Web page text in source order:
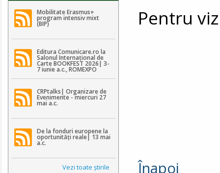
Mobilitate Erasmus+
program intensiv mixt
(BIP)
Editura Comunicare.ro la
Salonul Internațional de
Carte BOOKFEST 2026| 3-
7 iunie a.c., ROMEXPO
CRPtalks| Organizare de
Evenimente - miercuri 27
mai a.c.
De la fonduri europene la
oportunități reale| 13 mai
a.c.
Vezi toate ştirile
Pentru
Înapoi